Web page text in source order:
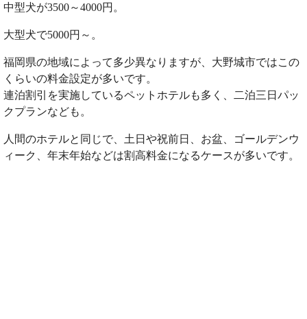
中型犬が3500～4000円。
大型犬で5000円～。
福岡県の地域によって多少異なりますが、大野城市ではこの
くらいの料金設定が多いです。
連泊割引を実施しているペットホテルも多く、二泊三日パッ
クプランなども。
人間のホテルと同じで、土日や祝前日、お盆、ゴールデンウ
ィーク、年末年始などは割高料金になるケースが多いです。